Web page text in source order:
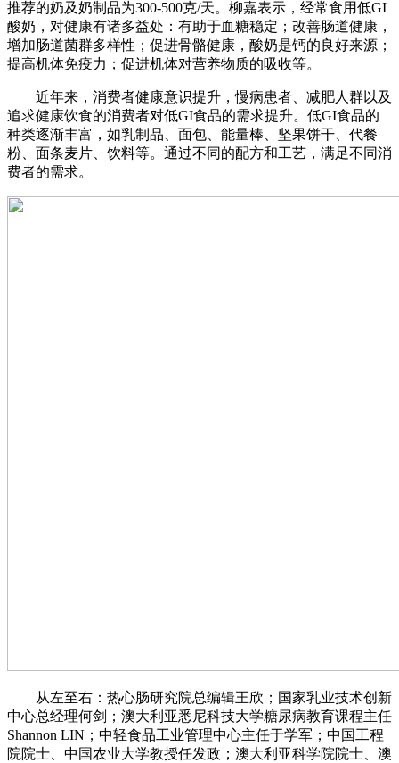
推荐的奶及奶制品为300-500克/天。柳嘉表示，经常食用低GI
酸奶，对健康有诸多益处：有助于血糖稳定；改善肠道健康，
增加肠道菌群多样性；促进骨骼健康，酸奶是钙的良好来源；
提高机体免疫力；促进机体对营养物质的吸收等。
近年来，消费者健康意识提升，慢病患者、减肥人群以及
追求健康饮食的消费者对低GI食品的需求提升。低GI食品的
种类逐渐丰富，如乳制品、面包、能量棒、坚果饼干、代餐
粉、面条麦片、饮料等。通过不同的配方和工艺，满足不同消
费者的需求。
从左至右：热心肠研究院总编辑王欣；国家乳业技术创新
中心总经理何剑；澳大利亚悉尼科技大学糖尿病教育课程主任
Shannon LIN；中轻食品工业管理中心主任于学军；中国工程
院院士、中国农业大学教授任发政；澳大利亚科学院院士、澳